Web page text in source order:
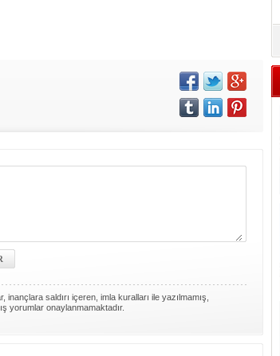
saldırı içeren, imla kuralları ile yazılmamış,
yorumlar onaylanmamaktadır.